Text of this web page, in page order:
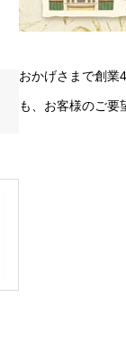
おかげさまで創業
も、お客様のご要